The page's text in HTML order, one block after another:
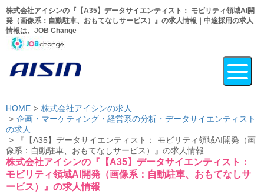
株式会社アイシンの『【A35】データサイエンティスト： モビリティ領域AI開
発（画像系：自動駐車、おもてなしサービス）』の求人情報｜中途採用の求人
情報は、JOB Change
HOME
株式会社アイシンの求人
企画・マーケティング・経営系の分析・データサイエンティスト
の求人
『【A35】データサイエンティスト： モビリティ領域AI開発（画
像系：自動駐車、おもてなしサービス）』の求人情報
株式会社アイシンの『【A35】データサイエンティスト：
モビリティ領域AI開発（画像系：自動駐車、おもてなしサ
ービス）』の求人情報